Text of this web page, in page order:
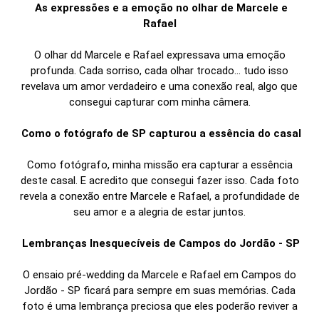
As expressões e a emoção no olhar de Marcele e
Rafael
O olhar dd Marcele e Rafael expressava uma emoção
profunda. Cada sorriso, cada olhar trocado... tudo isso
revelava um amor verdadeiro e uma conexão real, algo que
consegui capturar com minha câmera.
Como o fotógrafo de SP capturou a essência do casal
Como fotógrafo, minha missão era capturar a essência
deste casal. E acredito que consegui fazer isso. Cada foto
revela a conexão entre Marcele e Rafael, a profundidade de
seu amor e a alegria de estar juntos.
Lembranças Inesquecíveis de Campos do Jordão - SP
O ensaio pré-wedding da Marcele e Rafael em Campos do
Jordão - SP ficará para sempre em suas memórias. Cada
foto é uma lembrança preciosa que eles poderão reviver a